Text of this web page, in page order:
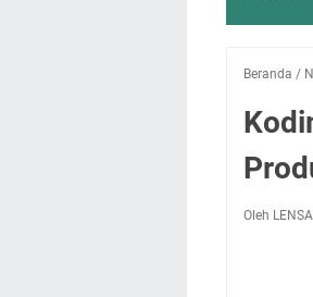
Beranda /
Oleh